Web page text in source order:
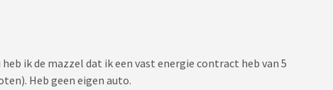
alarmbel-een-op-de-drie-krijgt-huishoudboekje-niet-rond-
ik de mazzel dat ik een vast energie contract heb van 5
Heb geen eigen auto.